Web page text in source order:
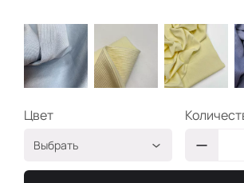
Цвет
Выбрать
Пыльно-голубой
НЩ033